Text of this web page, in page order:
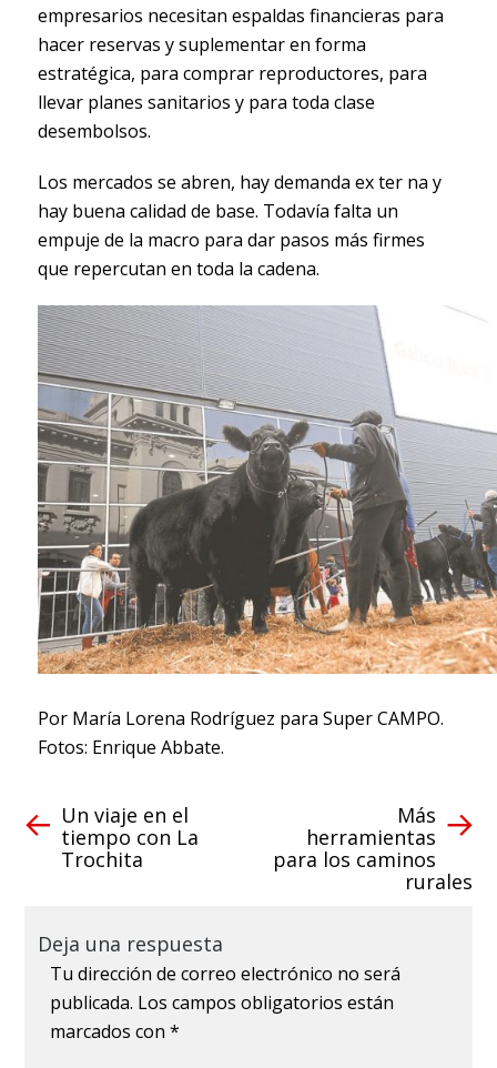
empresarios necesitan espaldas financieras para
hacer reservas y suplementar en forma
estratégica, para comprar reproductores, para
llevar planes sanitarios y para toda clase
desembolsos.
Los mercados se abren, hay demanda ex ter na y
hay buena calidad de base. Todavía falta un
empuje de la macro para dar pasos más firmes
que repercutan en toda la cadena.
Por María Lorena Rodríguez para Super CAMPO.
Fotos: Enrique Abbate.
Un viaje en el
tiempo con La
Trochita
Más
herramientas
para los caminos
rurales
Deja una respuesta
Tu dirección de correo electrónico no será
publicada. Los campos obligatorios están
marcados con*